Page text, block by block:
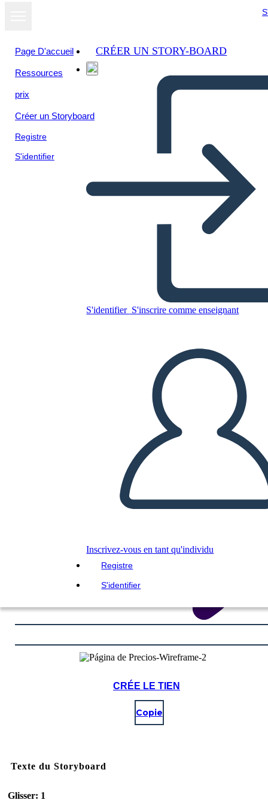
Page D'accueil
Ressources
prix
Créer un Storyboard
Registre
S'identifier
CRÉER UN STORY-BOARD
S'identifier S'inscrire comme enseignant
Inscrivez-vous en tant qu'individu
Registre
S'identifier
Copiez ce storyboard
LIRE LE DIAPORAMA
LIS-MOI
CRÉE LE TIEN
Copie
Texte du Storyboard
Glisser: 1